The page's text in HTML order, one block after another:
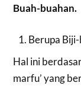
Buah-buahan.
Berupa
Hal ini
marfu’ yang